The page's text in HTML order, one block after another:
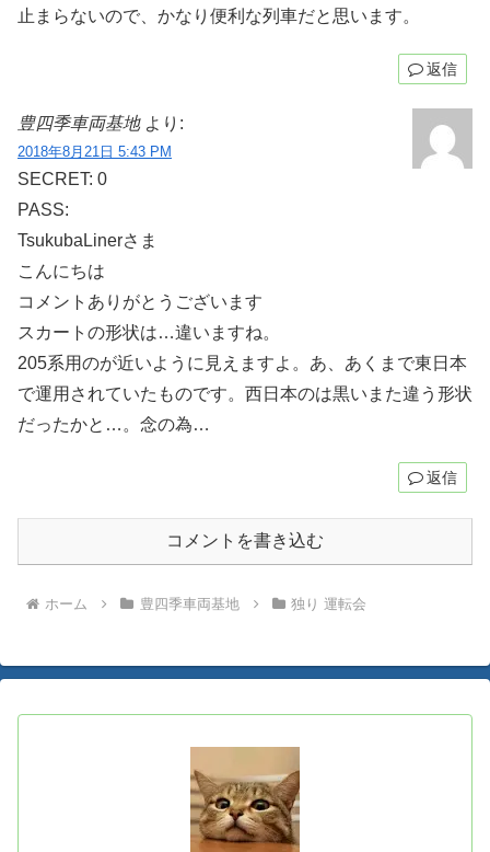
止まらないので、かなり便利な列車だと思います。
返信
豊四季車両基地 より:
2018年8月21日 5:43 PM
SECRET: 0
PASS:
TsukubaLinerさま
こんにちは
コメントありがとうございます
スカートの形状は…違いますね。
205系用のが近いように見えますよ。あ、あくまで東日本
で運用されていたものです。西日本のは黒いまた違う形状
だったかと…。念の為…
返信
コメントを書き込む
ホーム 豊四季車両基地 独り 運転会